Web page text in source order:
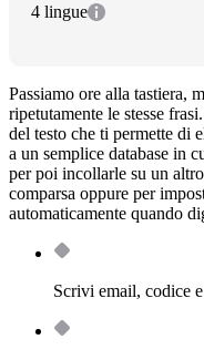
4 lingue
Passiamo ore alla tastiera,
ripetutamente le stesse
del testo che ti permette di
a un semplice database in
per poi incollarle su un
comparsa oppure per
automaticamente quando
Scrivi email, codice